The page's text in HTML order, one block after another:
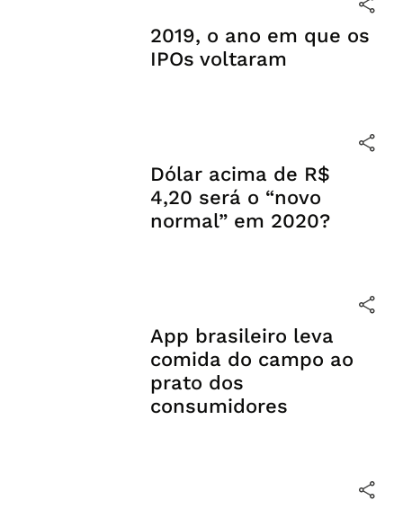
2019, o ano em que os
IPOs voltaram
Dólar acima de R$
4,20 será o “novo
normal” em 2020?
App brasileiro leva
comida do campo ao
prato dos
consumidores